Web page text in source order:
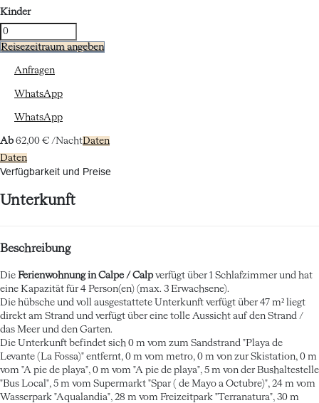
Kinder
Reisezeitraum angeben
Anfragen
WhatsApp
WhatsApp
Ab 62,00 € /NachtDaten
Daten
Verfügbarkeit und Preise
Unterkunft
Beschreibung
Die Ferienwohnung in Calpe / Calpverfügt über 1 Schlafzimmer und hat
eine Kapazität für 4 Person(en) (max. 3 Erwachsene).
Die hübsche und voll ausgestattete Unterkunft verfügt über 47 m² liegt
direkt am Strand und verfügt über eine tolle Aussicht auf den Strand /
das Meer und den Garten.
Die Unterkunft befindet sich 0 m vom zum Sandstrand "Playa de
Levante (La Fossa)" entfernt, 0 m vom metro, 0 m von zur Skistation, 0 m
vom "A pie de playa", 0 m vom "A pie de playa", 5 m von der Bushaltestelle
"Bus Local", 5 m vom Supermarkt "Spar ( de Mayo a Octubre)", 24 m vom
Wasserpark "Aqualandia", 28 m vom Freizeitpark "Terranatura", 30 m